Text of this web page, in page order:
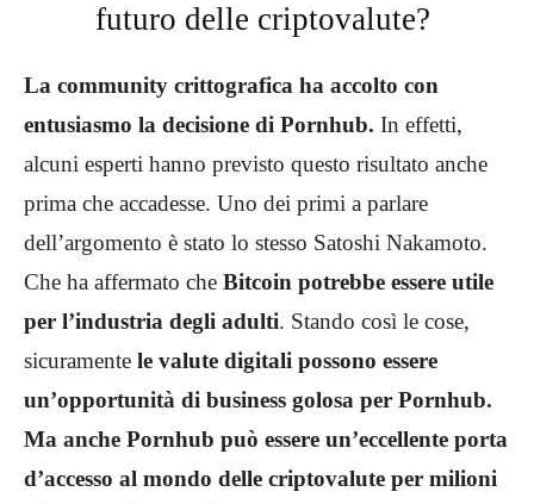
futuro delle criptovalute?
La community crittografica ha accolto con
entusiasmo la decisione di Pornhub. In effetti,
alcuni esperti hanno previsto questo risultato anche
prima che accadesse. Uno dei primi a parlare
dell’argomento è stato lo stesso Satoshi Nakamoto.
Che ha affermato che Bitcoin potrebbe essere utile
per l’industria degli adulti. Stando così le cose,
sicuramente le valute digitali possono essere
un’opportunità di business golosa per Pornhub.
Ma anche Pornhub può essere un’eccellente porta
d’accesso al mondo delle criptovalute per milioni